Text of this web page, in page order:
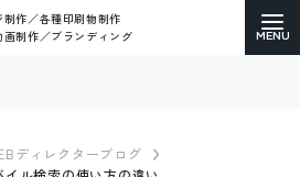
制作／各種印刷物制作
画制作／ブランディング
ディレクターブログ